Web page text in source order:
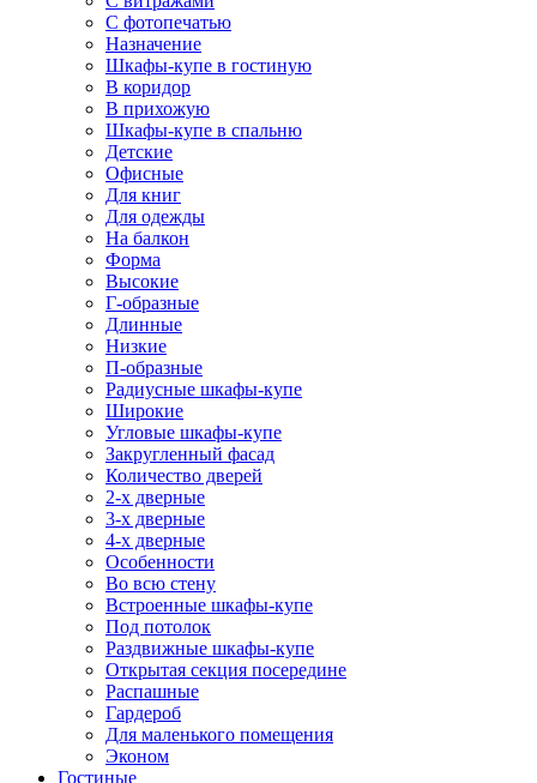
С фотопечатью
Назначение
Шкафы-купе в гостиную
В коридор
В прихожую
Шкафы-купе в спальню
Детские
Офисные
Для книг
Для одежды
На балкон
Форма
Высокие
Г-образные
Длинные
Низкие
П-образные
Радиусные шкафы-купе
Широкие
Угловые шкафы-купе
Закругленный фасад
Количество дверей
2-х дверные
3-х дверные
4-х дверные
Особенности
Во всю стену
Встроенные шкафы-купе
Под потолок
Раздвижные шкафы-купе
Открытая секция посередине
Распашные
Гардероб
Для маленького помещения
Эконом
Гостиные